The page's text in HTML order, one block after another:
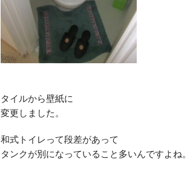
タイルから壁紙に
変更しました。
和式トイレって段差があって
タンクが別になっていること多いんですよね。